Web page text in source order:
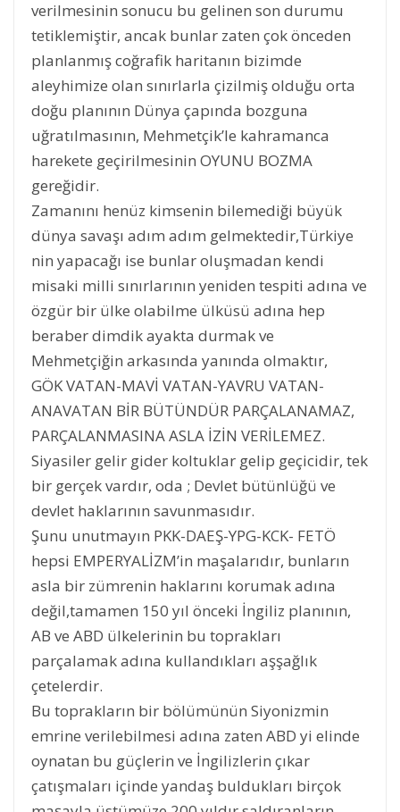
verilmesinin sonucu bu gelinen son durumu
tetiklemiştir, ancak bunlar zaten çok önceden
planlanmış coğrafik haritanın bizimde
aleyhimize olan sınırlarla çizilmiş olduğu orta
doğu planının Dünya çapında bozguna
uğratılmasının, Mehmetçik’le kahramanca
harekete geçirilmesinin OYUNU BOZMA
gereğidir.
Zamanını henüz kimsenin bilemediği büyük
dünya savaşı adım adım gelmektedir,Türkiye
nin yapacağı ise bunlar oluşmadan kendi
misaki milli sınırlarının yeniden tespiti adına ve
özgür bir ülke olabilme ülküsü adına hep
beraber dimdik ayakta durmak ve
Mehmetçiğin arkasında yanında olmaktır,
GÖK VATAN-MAVİ VATAN-YAVRU VATAN-
ANAVATAN BİR BÜTÜNDÜR PARÇALANAMAZ,
PARÇALANMASINA ASLA İZİN VERİLEMEZ.
Siyasiler gelir gider koltuklar gelip geçicidir, tek
bir gerçek vardır, oda ; Devlet bütünlüğü ve
devlet haklarının savunmasıdır.
Şunu unutmayın PKK-DAEŞ-YPG-KCK- FETÖ
hepsi EMPERYALİZM’in maşalarıdır, bunların
asla bir zümrenin haklarını korumak adına
değil,tamamen 150 yıl önceki İngiliz planının,
AB ve ABD ülkelerinin bu toprakları
parçalamak adına kullandıkları aşşağlık
çetelerdir.
Bu toprakların bir bölümünün Siyonizmin
emrine verilebilmesi adına zaten ABD yi elinde
oynatan bu güçlerin ve İngilizlerin çıkar
çatışmaları içinde yandaş buldukları birçok